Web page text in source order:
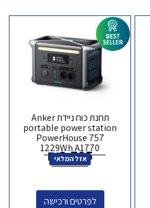
תחנת כוח ניידת Anker
portable power station
PowerHouse 757
1229Wh A1770
אזל המלאי₪3,785
לפרטים ורכישה